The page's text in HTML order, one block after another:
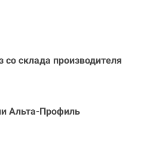
склада производителя
Альта-Профиль